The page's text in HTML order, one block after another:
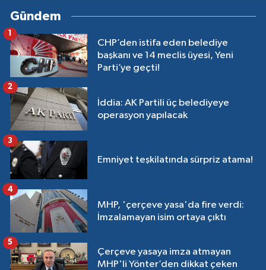
Gündem
CHP’den istifa eden belediye
başkanı ve 14 meclis üyesi, Yeni
Parti’ye geçti!
1
İddia: AK Partili üç belediyeye
operasyon yapılacak
2
Emniyet teşkilatında sürpriz atama!
3
MHP, 'çerçeve yasa'da fire verdi:
İmzalamayan isim ortaya çıktı
4
Çerçeve yasaya imza atmayan
MHP'li Yönter’den dikkat çeken
5